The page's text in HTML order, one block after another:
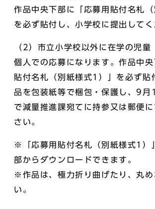
作品中央下部に「応募用貼付名札（
を必ず貼付し、小学校に提出してく
（2）市立小学校以外に在学の児童
個人での応募になります。作品中
貼付名札（別紙様式1）」を必ず貼
品を包装紙等で梱包・保護し、9
で減量推進課宛てに持参又は郵便
さい。
※「応募用貼付名札（別紙様式1）
部からダウンロードできます。
※作品は、極力折り曲げたり、丸め
い。